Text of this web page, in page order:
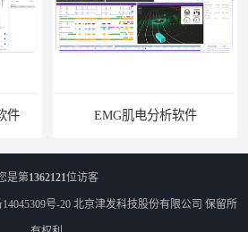
EMG肌电分析软件
是第1362121位访客
号-20 北京津发科技股份有限公司 保留所